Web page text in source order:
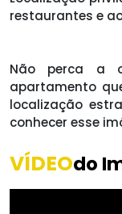
restaurantes e
Não perca a
apartamento
localização
conhecer esse
VÍDEOdo